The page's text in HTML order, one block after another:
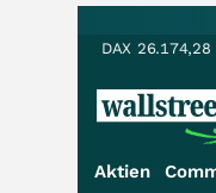
DAX 26.174,28
Aktien